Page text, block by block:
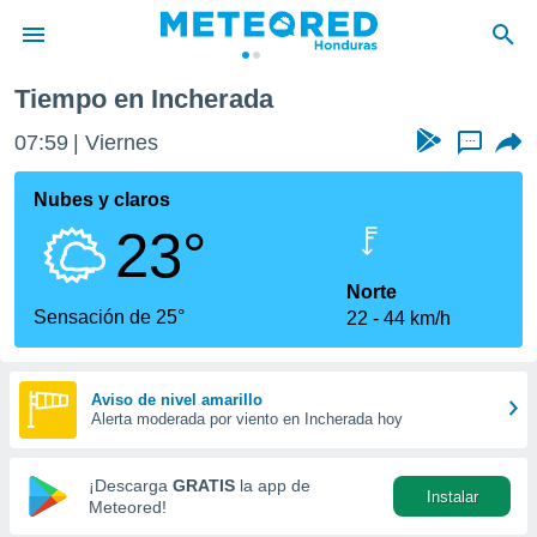
de
ha sido
calidad.
a este
las
forma
digital
basada
Tiempo en Incherada
07:59 Viernes ...
Nubes y claros
23°
Sensación de 25°
Norte
22
44 km/h
Aviso de nivel amarillo
Alerta moderada por viento en Incherada hoy
¡Descarga GRATIS la app de
Meteored!
Instalar